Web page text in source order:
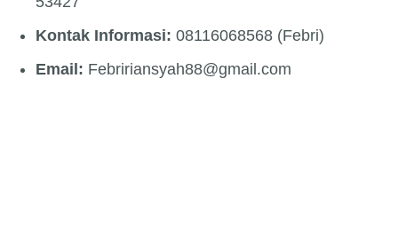
Kontak Informasi: 08116068568 (Febri)
Email: Febririansyah88@gmail.com